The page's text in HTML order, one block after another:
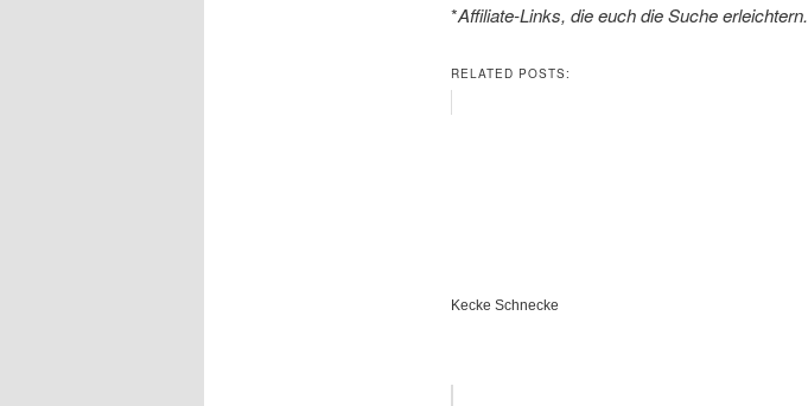
*Affiliate-Links, die euch die Suche erleichtern.
RELATED POSTS:
Kecke Schnecke